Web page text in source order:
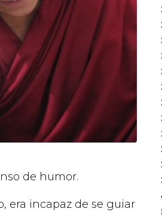
de humor.
era incapaz de se guiar